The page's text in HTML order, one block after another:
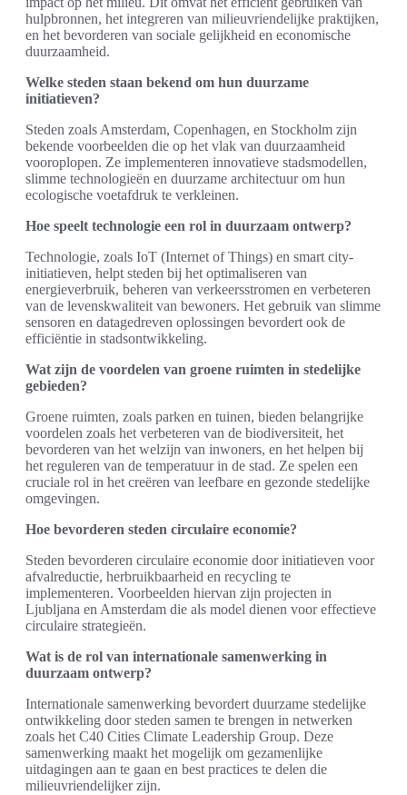
hulpbronnen, het integreren van milieuvriendelijke praktijken,
en het bevorderen van sociale gelijkheid en economische
duurzaamheid.
Welke steden staan bekend om hun duurzame
initiatieven?
Steden zoals Amsterdam, Copenhagen, en Stockholm zijn
bekende voorbeelden die op het vlak van duurzaamheid
vooroplopen. Ze implementeren innovatieve stadsmodellen,
slimme technologieën en duurzame architectuur om hun
ecologische voetafdruk te verkleinen.
Hoe speelt technologie een rol in duurzaam ontwerp?
Technologie, zoals IoT (Internet of Things) en smart city-
initiatieven, helpt steden bij het optimaliseren van
energieverbruik, beheren van verkeersstromen en verbeteren
van de levenskwaliteit van bewoners. Het gebruik van slimme
sensoren en datagedreven oplossingen bevordert ook de
efficiëntie in stadsontwikkeling.
Wat zijn de voordelen van groene ruimten in stedelijke
gebieden?
Groene ruimten, zoals parken en tuinen, bieden belangrijke
voordelen zoals het verbeteren van de biodiversiteit, het
bevorderen van het welzijn van inwoners, en het helpen bij
het reguleren van de temperatuur in de stad. Ze spelen een
cruciale rol in het creëren van leefbare en gezonde stedelijke
omgevingen.
Hoe bevorderen steden circulaire economie?
Steden bevorderen circulaire economie door initiatieven voor
afvalreductie, herbruikbaarheid en recycling te
implementeren. Voorbeelden hiervan zijn projecten in
Ljubljana en Amsterdam die als model dienen voor effectieve
circulaire strategieën.
Wat is de rol van internationale samenwerking in
duurzaam ontwerp?
Internationale samenwerking bevordert duurzame stedelijke
ontwikkeling door steden samen te brengen in netwerken
zoals het C40 Cities Climate Leadership Group. Deze
samenwerking maakt het mogelijk om gezamenlijke
uitdagingen aan te gaan en best practices te delen die
milieuvriendelijker zijn.